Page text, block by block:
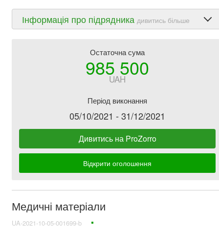
Інформація про підрядника дивитись більше
Остаточна сума
985 500
UAH
Період виконання
05/10/2021 - 31/12/2021
Дивитись на ProZorro
Відкрити оголошення
Медичні матеріали
UA-2021-10-05-001699-b